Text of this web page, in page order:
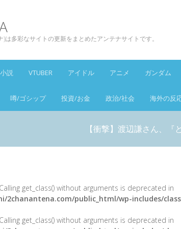
)は多彩なサイトの更新をまとめたアンテナサイトです。
説 VTUBER アイドル アニメ ガンダム
噂/ゴシップ 投資/お金 政治/社会 海外の反
【衝撃】渡辺謙さん、『
get_class() without arguments is deprecated in
2chanantena.com/public_html/wp-includes/
get_class() without arguments is deprecated in